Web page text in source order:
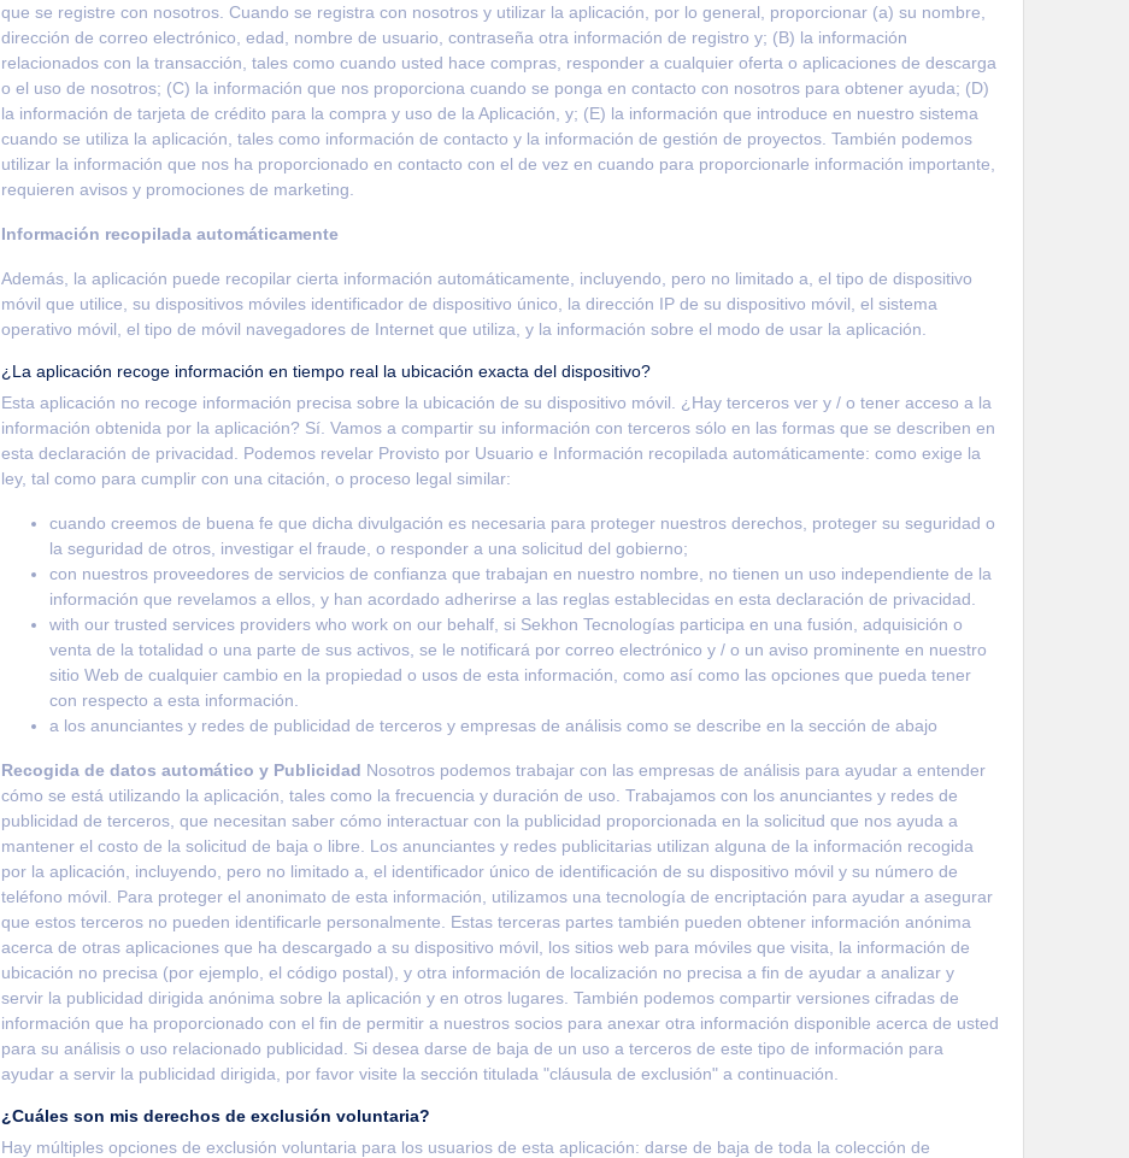
que se registre con nosotros. Cuando se registra con nosotros y utilizar la aplicación, por lo general, proporcionar (a) su nombre,
dirección de correo electrónico, edad, nombre de usuario, contraseña otra información de registro y; (B) la información
relacionados con la transacción, tales como cuando usted hace compras, responder a cualquier oferta o aplicaciones de descarga
o el uso de nosotros; (C) la información que nos proporciona cuando se ponga en contacto con nosotros para obtener ayuda; (D)
la información de tarjeta de crédito para la compra y uso de la Aplicación, y; (E) la información que introduce en nuestro sistema
cuando se utiliza la aplicación, tales como información de contacto y la información de gestión de proyectos. También podemos
utilizar la información que nos ha proporcionado en contacto con el de vez en cuando para proporcionarle información importante,
requieren avisos y promociones de marketing.
Información recopilada automáticamente
Además, la aplicación puede recopilar cierta información automáticamente, incluyendo, pero no limitado a, el tipo de dispositivo
móvil que utilice, su dispositivos móviles identificador de dispositivo único, la dirección IP de su dispositivo móvil, el sistema
operativo móvil, el tipo de móvil navegadores de Internet que utiliza, y la información sobre el modo de usar la aplicación.
¿La aplicación recoge información en tiempo real la ubicación exacta del dispositivo?
Esta aplicación no recoge información precisa sobre la ubicación de su dispositivo móvil. ¿Hay terceros ver y / o tener acceso a la
información obtenida por la aplicación? Sí. Vamos a compartir su información con terceros sólo en las formas que se describen en
esta declaración de privacidad. Podemos revelar Provisto por Usuario e Información recopilada automáticamente: como exige la
ley, tal como para cumplir con una citación, o proceso legal similar:
cuando creemos de buena fe que dicha divulgación es necesaria para proteger nuestros derechos, proteger su seguridad o
la seguridad de otros, investigar el fraude, o responder a una solicitud del gobierno;
con nuestros proveedores de servicios de confianza que trabajan en nuestro nombre, no tienen un uso independiente de la
información que revelamos a ellos, y han acordado adherirse a las reglas establecidas en esta declaración de privacidad.
with our trusted services providers who work on our behalf, si Sekhon Tecnologías participa en una fusión, adquisición o
venta de la totalidad o una parte de sus activos, se le notificará por correo electrónico y / o un aviso prominente en nuestro
sitio Web de cualquier cambio en la propiedad o usos de esta información, como así como las opciones que pueda tener
con respecto a esta información.
a los anunciantes y redes de publicidad de terceros y empresas de análisis como se describe en la sección de abajo
Recogida de datos automático y Publicidad Nosotros podemos trabajar con las empresas de análisis para ayudar a entender
cómo se está utilizando la aplicación, tales como la frecuencia y duración de uso. Trabajamos con los anunciantes y redes de
publicidad de terceros, que necesitan saber cómo interactuar con la publicidad proporcionada en la solicitud que nos ayuda a
mantener el costo de la solicitud de baja o libre. Los anunciantes y redes publicitarias utilizan alguna de la información recogida
por la aplicación, incluyendo, pero no limitado a, el identificador único de identificación de su dispositivo móvil y su número de
teléfono móvil. Para proteger el anonimato de esta información, utilizamos una tecnología de encriptación para ayudar a asegurar
que estos terceros no pueden identificarle personalmente. Estas terceras partes también pueden obtener información anónima
acerca de otras aplicaciones que ha descargado a su dispositivo móvil, los sitios web para móviles que visita, la información de
ubicación no precisa (por ejemplo, el código postal), y otra información de localización no precisa a fin de ayudar a analizar y
servir la publicidad dirigida anónima sobre la aplicación y en otros lugares. También podemos compartir versiones cifradas de
información que ha proporcionado con el fin de permitir a nuestros socios para anexar otra información disponible acerca de usted
para su análisis o uso relacionado publicidad. Si desea darse de baja de un uso a terceros de este tipo de información para
ayudar a servir la publicidad dirigida, por favor visite la sección titulada "cláusula de exclusión" a continuación.
¿Cuáles son mis derechos de exclusión voluntaria?
Hay múltiples opciones de exclusión voluntaria para los usuarios de esta aplicación: darse de baja de toda la colección de